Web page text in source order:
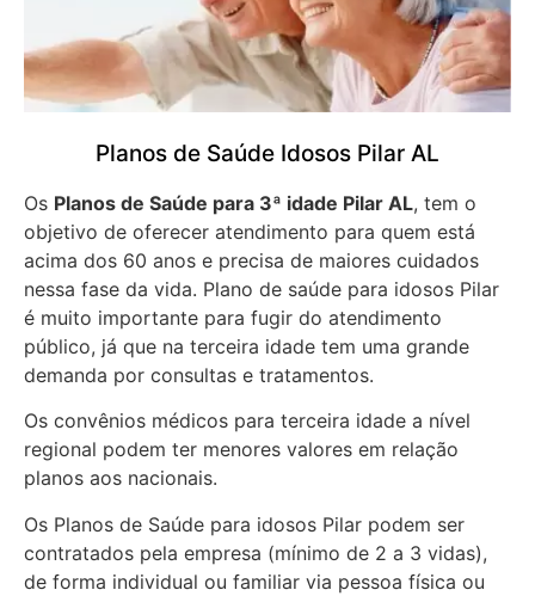
Planos de Saúde Idosos Pilar AL
Os Planos de Saúde para 3ª idade Pilar AL, tem o
objetivo de oferecer atendimento para quem está
acima dos 60 anos e precisa de maiores cuidados
nessa fase da vida. Plano de saúde para idosos Pilar
é muito importante para fugir do atendimento
público, já que na terceira idade tem uma grande
demanda por consultas e tratamentos.
Os convênios médicos para terceira idade a nível
regional podem ter menores valores em relação
planos aos nacionais.
Os Planos de Saúde para idosos Pilar podem ser
contratados pela empresa (mínimo de 2 a 3 vidas),
de forma individual ou familiar via pessoa física ou